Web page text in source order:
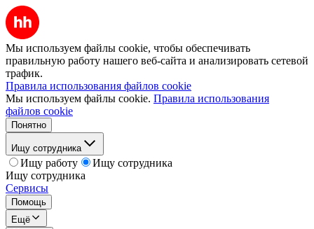
Мы используем файлы cookie, чтобы обеспечивать
правильную работу нашего веб-сайта и анализировать сетевой
трафик.
Правила использования файлов cookie
Мы используем файлы cookie. Правила использования
файлов cookie
Понятно
Ищу сотрудника
Ищу работу
Ищу сотрудника
Ищу сотрудника
Сервисы
Помощь
Ещё